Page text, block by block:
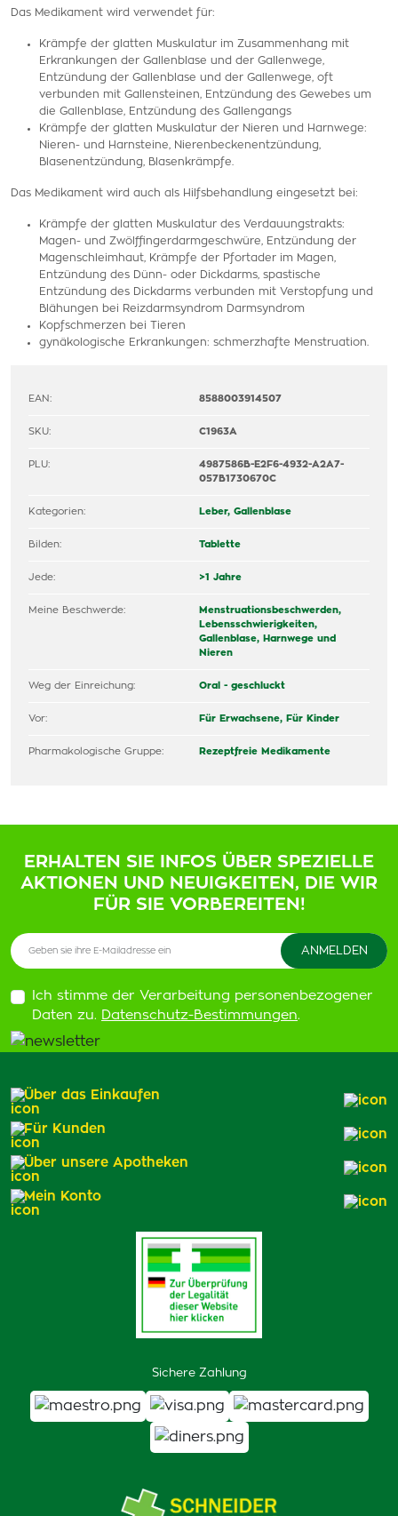
Das Medikament wird verwendet für:
Krämpfe der glatten Muskulatur im Zusammenhang mit
Erkrankungen der Gallenblase und der Gallenwege,
Entzündung der Gallenblase und der Gallenwege, oft
verbunden mit Gallensteinen, Entzündung des Gewebes um
die Gallenblase, Entzündung des Gallengangs
Krämpfe der glatten Muskulatur der Nieren und Harnwege:
Nieren- und Harnsteine, Nierenbeckenentzündung,
Blasenentzündung, Blasenkrämpfe.
Das Medikament wird auch als Hilfsbehandlung eingesetzt bei:
Krämpfe der glatten Muskulatur des Verdauungstrakts:
Magen- und Zwölffingerdarmgeschwüre, Entzündung der
Magenschleimhaut, Krämpfe der Pfortader im Magen,
Entzündung des Dünn- oder Dickdarms, spastische
Entzündung des Dickdarms verbunden mit Verstopfung und
Blähungen bei Reizdarmsyndrom Darmsyndrom
Kopfschmerzen bei Tieren
gynäkologische Erkrankungen: schmerzhafte Menstruation.
EAN: 8588003914507
SKU: C1963A
PLU:
4987586B-E2F6-4932-A2A7-
057B1730670C
Kategorien: Leber, Gallenblase
Bilden: Tablette
Jede: >1 Jahre
Meine Beschwerde:
Menstruationsbeschwerden,
Lebensschwierigkeiten,
Gallenblase, Harnwege und
Nieren
Weg der Einreichung: Oral - geschluckt
Vor: Für Erwachsene, Für Kinder
Pharmakologische Gruppe: Rezeptfreie Medikamente
ERHALTEN SIE INFOS ÜBER SPEZIELLE
AKTIONEN UND NEUIGKEITEN, DIE WIR
FÜR SIE VORBEREITEN!
Ich stimme der Verarbeitung personenbezogener
Daten zu. Datenschutz-Bestimmungen.
Sichere Zahlung
Über das Einkaufen
Für Kunden
Über unsere Apotheken
Mein Konto